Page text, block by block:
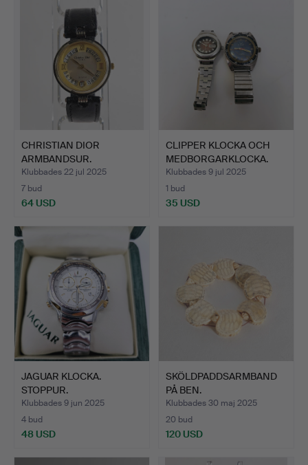
CHRISTIAN DIOR
ARMBANDSUR.
Klubbades 22 jul 2025
7 bud
64 USD
CLIPPER KLOCKA OCH
MEDBORGARKLOCKA.
Klubbades 9 jul 2025
1 bud
35 USD
JAGUAR KLOCKA.
STOPPUR.
Klubbades 9 jun 2025
4 bud
48 USD
SKÖLDPADDSARMBAND
PÅ BEN.
Klubbades 30 maj 2025
20 bud
120 USD